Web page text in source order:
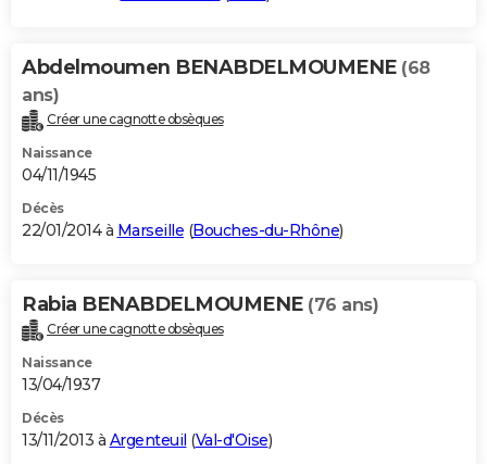
Abdelmoumen BENABDELMOUMENE (68
ans)
Créer une cagnotte obsèques
Naissance
04/11/1945
Décès
22/01/2014 à Marseille (Bouches-du-Rhône)
Rabia BENABDELMOUMENE (76 ans)
Créer une cagnotte obsèques
Naissance
13/04/1937
Décès
13/11/2013 à Argenteuil (Val-d'Oise)